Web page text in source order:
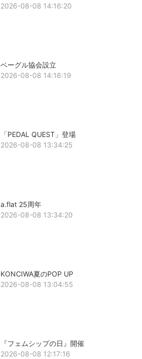
2026-08-08 14:16:20
ベーグル協会設立
2026-08-08 14:16:19
「PEDAL QUEST」登場
2026-08-08 13:34:25
a.flat 25周年
2026-08-08 13:34:20
KONCIWA夏のPOP UP
2026-08-08 13:04:55
『フェムシップの日』開催
2026-08-08 12:17:16